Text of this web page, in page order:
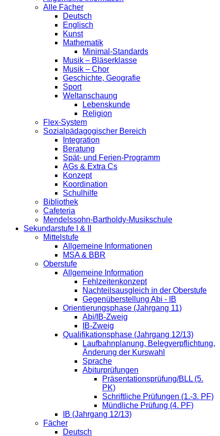
Alle Fächer
Deutsch
Englisch
Kunst
Mathematik
Minimal-Standards
Musik – Bläserklasse
Musik – Chor
Geschichte, Geografie
Sport
Weltanschaung
Lebenskunde
Religion
Flex-System
Sozialpädagogischer Bereich
Integration
Beratung
Spät- und Ferien-Programm
AGs & Extra Cs
Konzept
Koordination
Schulhilfe
Bibliothek
Cafeteria
Mendelssohn-Bartholdy-Musikschule
Sekundarstufe I & II
Mittelstufe
Allgemeine Informationen
MSA & BBR
Oberstufe
Allgemeine Information
Fehlzeitenkonzept
Nachteilsausgleich in der Oberstufe
Gegenüberstellung Abi - IB
Orientierungsphase (Jahrgang 11)
Abi/IB-Zweig
IB-Zweig
Qualifikationsphase (Jahrgang 12/13)
Laufbahnplanung, Belegverpflichtung,
Änderung der Kurswahl
Sprache
Abiturprüfungen
Präsentationsprüfung/BLL (5.
PK)
Schriftliche Prüfungen (1.-3. PF)
Mündliche Prüfung (4. PF)
IB (Jahrgang 12/13)
Fächer
Deutsch